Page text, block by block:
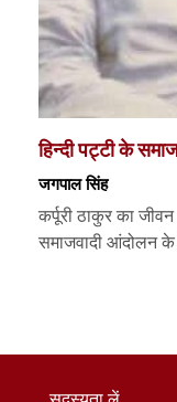
हिन्दी पट्टी के
जगपाल सिंह
कर्पूरी ठाकुर का
समाजवादी आंदोलन के